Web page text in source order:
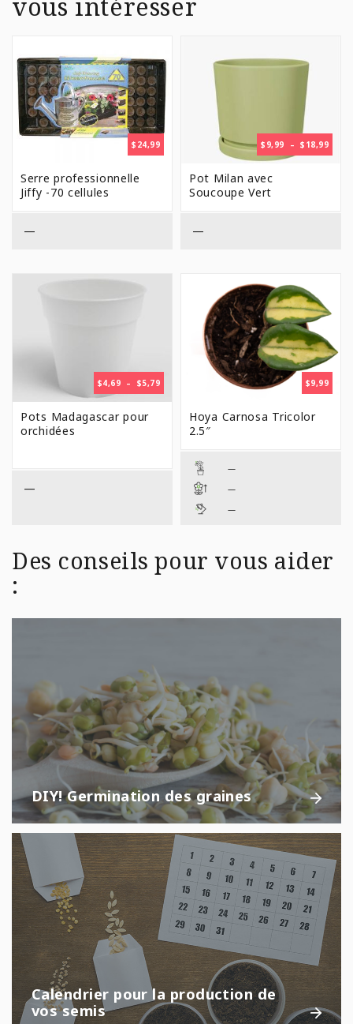
$ 24,99
Serre professionnelle
Jiffy -70 cellules
—
$ 9,99 – $ 18,99
DE
Pot Milan avec
Soucoupe Vert
—
$4,69 – $5,79PLAGE
DE
Pots Madagascar pour
orchidées
—
$9,99
Hoya Carnosa Tricolor
2.5″
—
—
—
Des conseils pour vous aider
:
DIY! Germination des graines
Calendrier pour la production de
vos semis